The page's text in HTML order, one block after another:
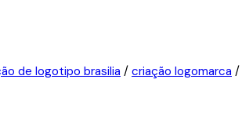
de logotipo brasilia / criação logomarca /